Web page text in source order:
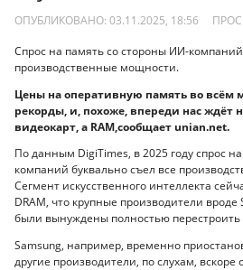
ОПУБЛИКОВАНО: 03.11.2025, 18:56
Спрос на память со стороны ИИ-компаний
производственные мощности.
Цены на оперативную память во всём
рекорды, и, похоже, впереди нас ждёт
видеокарт, а RAM,сообщает unian.net.
По данным DigiTimes, в 2025 году спрос
компаний буквально съел все
Сегмент искусственного интеллекта
DRAM, что крупные производители вроде
были вынуждены полностью перестроить
Samsung, например, временно
другие производители, по слухам,